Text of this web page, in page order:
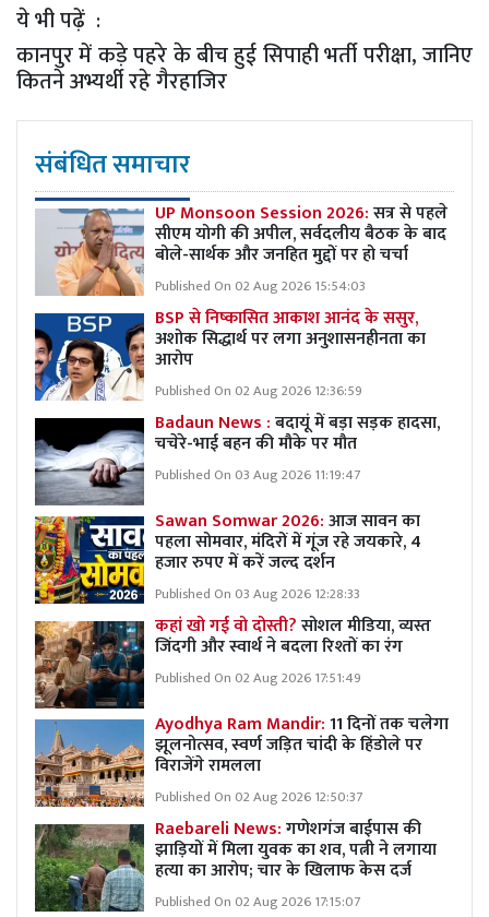
ये भी पढ़ें :
कानपुर में कड़े पहरे के बीच हुई सिपाही भर्ती परीक्षा, जानिए
कितने अभ्यर्थी रहे गैरहाजिर
संबंधित समाचार
UP Monsoon Session 2026:सत्र से पहले
सीएम योगी की अपील, सर्वदलीय बैठक के बाद
बोले-सार्थक और जनहित मुद्दों पर हो चर्चा
Published On 02 Aug 2026 15:54:03
BSP से निष्कासित आकाश आनंद के ससुर,
अशोक सिद्धार्थ पर लगा अनुशासनहीनता का
आरोप
Published On 02 Aug 2026 12:36:59
Badaun News :बदायूं में बड़ा सड़क हादसा,
चचेरे-भाई बहन की मौके पर मौत
Published On 03 Aug 2026 11:19:47
Sawan Somwar 2026:आज सावन का
पहला सोमवार, मंदिरों में गूंज रहे जयकारे, 4
हजार रुपए में करें जल्द दर्शन
Published On 03 Aug 2026 12:28:33
कहां खो गई वो दोस्ती?सोशल मीडिया, व्यस्त
जिंदगी और स्वार्थ ने बदला रिश्तों का रंग
Published On 02 Aug 2026 17:51:49
Ayodhya Ram Mandir:11 दिनों तक चलेगा
झूलनोत्सव, स्वर्ण जड़ित चांदी के हिंडोले पर
विराजेंगे रामलला
Published On 02 Aug 2026 12:50:37
Raebareli News:गणेशगंज बाईपास की
झाड़ियों में मिला युवक का शव, पत्नी ने लगाया
हत्या का आरोप; चार के खिलाफ केस दर्ज
Published On 02 Aug 2026 17:15:07